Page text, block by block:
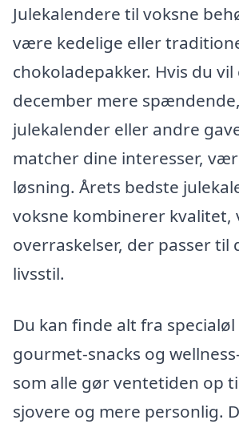
Julekalendere til voksne
være kedelige eller
chokoladepakker. Hvis du
december mere
julekalender eller andre
matcher dine interesser,
løsning. Årets bedste
voksne kombinerer kvalitet,
overraskelser, der passer til
livsstil.
Du kan finde alt fra
gourmet-snacks og
som alle gør ventetiden op
sjovere og mere personlig.